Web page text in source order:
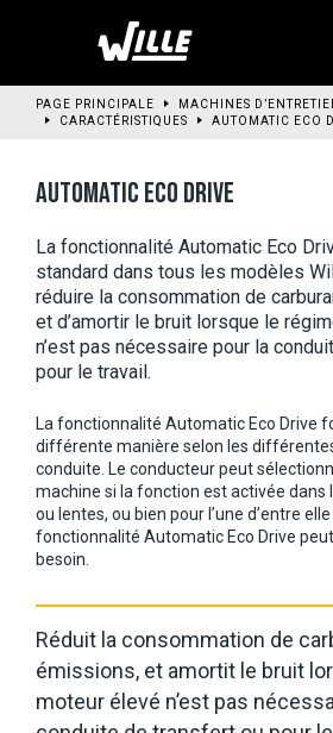
PAGE PRINCIPALE
MACHINES
CARACTÉRISTIQUES
AUTOMATIC ECO
AUTOMATIC ECO DRIVE
La fonctionnalité Automatic Eco
standard dans tous les modèles
réduire la consommation de
et d’amortir le bruit lorsque le
n’est pas nécessaire pour la
pour le travail.
La fonctionnalité Automatic Eco Drive
différente manière selon les
conduite. Le conducteur peut
machine si la fonction est activée dans
ou lentes, ou bien pour l’une d’entre
fonctionnalité Automatic Eco Drive
besoin.
Réduit la consommation de
émissions, et amortit le bruit
moteur élevé n’est pas